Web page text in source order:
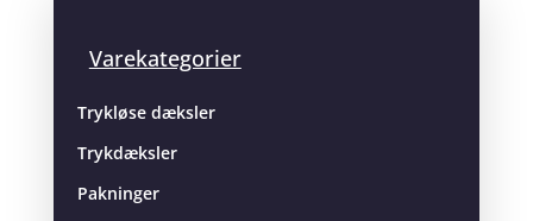
Varekategorier
Trykløse dæksler
Trykdæksler
Pakninger